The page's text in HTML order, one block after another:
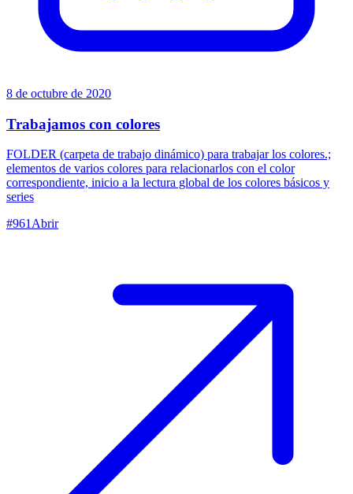
8 de octubre de 2020
Trabajamos con colores
FOLDER (carpeta de trabajo dinámico) para trabajar los colores.;
elementos de varios colores para relacionarlos con el color
correspondiente, inicio a la lectura global de los colores básicos y
series
#961Abrir